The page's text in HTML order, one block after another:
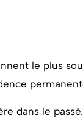
le plus
dans le